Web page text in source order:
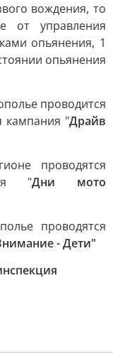
вождения, то
от управления
опьянения, 1
опьянения
проводится
кампания "Драйв
проводятся
"Дни мото
проводятся
- Дети"